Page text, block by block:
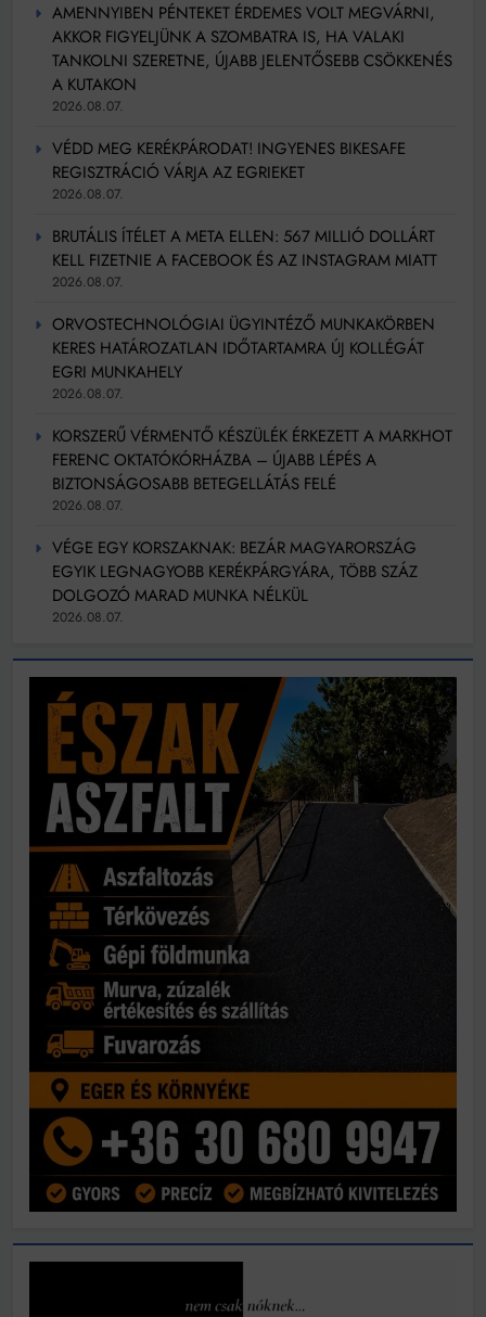
AMENNYIBEN PÉNTEKET ÉRDEMES VOLT MEGVÁRNI,
AKKOR FIGYELJÜNK A SZOMBATRA IS, HA VALAKI
TANKOLNI SZERETNE, ÚJABB JELENTŐSEBB CSÖKKENÉS
A KUTAKON
2026.08.07.
VÉDD MEG KERÉKPÁRODAT! INGYENES BIKESAFE
REGISZTRÁCIÓ VÁRJA AZ EGRIEKET
2026.08.07.
BRUTÁLIS ÍTÉLET A META ELLEN: 567 MILLIÓ DOLLÁRT
KELL FIZETNIE A FACEBOOK ÉS AZ INSTAGRAM MIATT
2026.08.07.
ORVOSTECHNOLÓGIAI ÜGYINTÉZŐ MUNKAKÖRBEN
KERES HATÁROZATLAN IDŐTARTAMRA ÚJ KOLLÉGÁT
EGRI MUNKAHELY
2026.08.07.
KORSZERŰ VÉRMENTŐ KÉSZÜLÉK ÉRKEZETT A MARKHOT
FERENC OKTATÓKÓRHÁZBA – ÚJABB LÉPÉS A
BIZTONSÁGOSABB BETEGELLÁTÁS FELÉ
2026.08.07.
VÉGE EGY KORSZAKNAK: BEZÁR MAGYARORSZÁG
EGYIK LEGNAGYOBB KERÉKPÁRGYÁRA, TÖBB SZÁZ
DOLGOZÓ MARAD MUNKA NÉLKÜL
2026.08.07.